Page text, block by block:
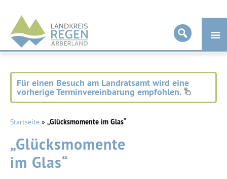
Landkreis
Regen
Für einen Besuch am Landratsamt wird eine
vorherige Terminvereinbarung empfohlen.
Startseite » „Glücksmomente im Glas“
„Glücksmomente
im Glas“